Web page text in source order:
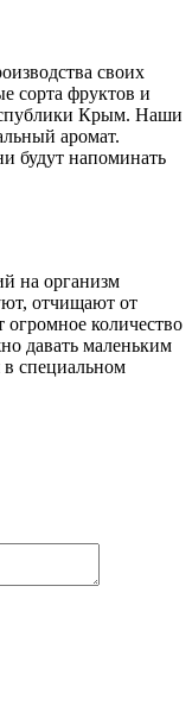
своих
сорта фруктов и
Крым. Наши
аромат.
будут напоминать
на организм
отчищают от
количество
давать маленьким
специальном